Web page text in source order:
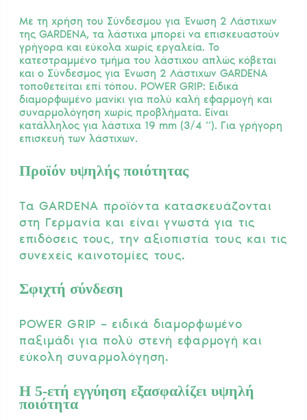
Με τη χρήση του Σύνδεσμου για Ένωση 2 Λάστιχων
της GARDENA, τα λάστιχα μπορεί να επισκευαστούν
γρήγορα και εύκολα χωρίς εργαλεία. Το
κατεστραμμένο τμήμα του λάστιχου απλώς κόβεται
και ο Σύνδεσμος για Ένωση 2 Λάστιχων GARDENA
τοποθετείται επί τόπου. POWER GRIP: Ειδικά
διαμορφωμένο μανίκι για πολύ καλή εφαρμογή και
συναρμολόγηση χωρίς προβλήματα. Είναι
κατάλληλος για λάστιχα 19 mm (3/4 “). Για γρήγορη
επισκευή των λάστιχων.
Προϊόν υψηλής ποιότητας
Τα GARDENA προϊόντα κατασκευάζονται
στη Γερμανία και είναι γνωστά για τις
επιδόσεις τους, την αξιοπιστία τους και τις
συνεχείς καινοτομίες τους.
Σφιχτή σύνδεση
POWER GRIP – ειδικά διαμορφωμένο
παξιμάδι για πολύ στενή εφαρμογή και
εύκολη συναρμολόγηση.
Η 5-ετή εγγύηση εξασφαλίζει υψηλή
ποιότητα